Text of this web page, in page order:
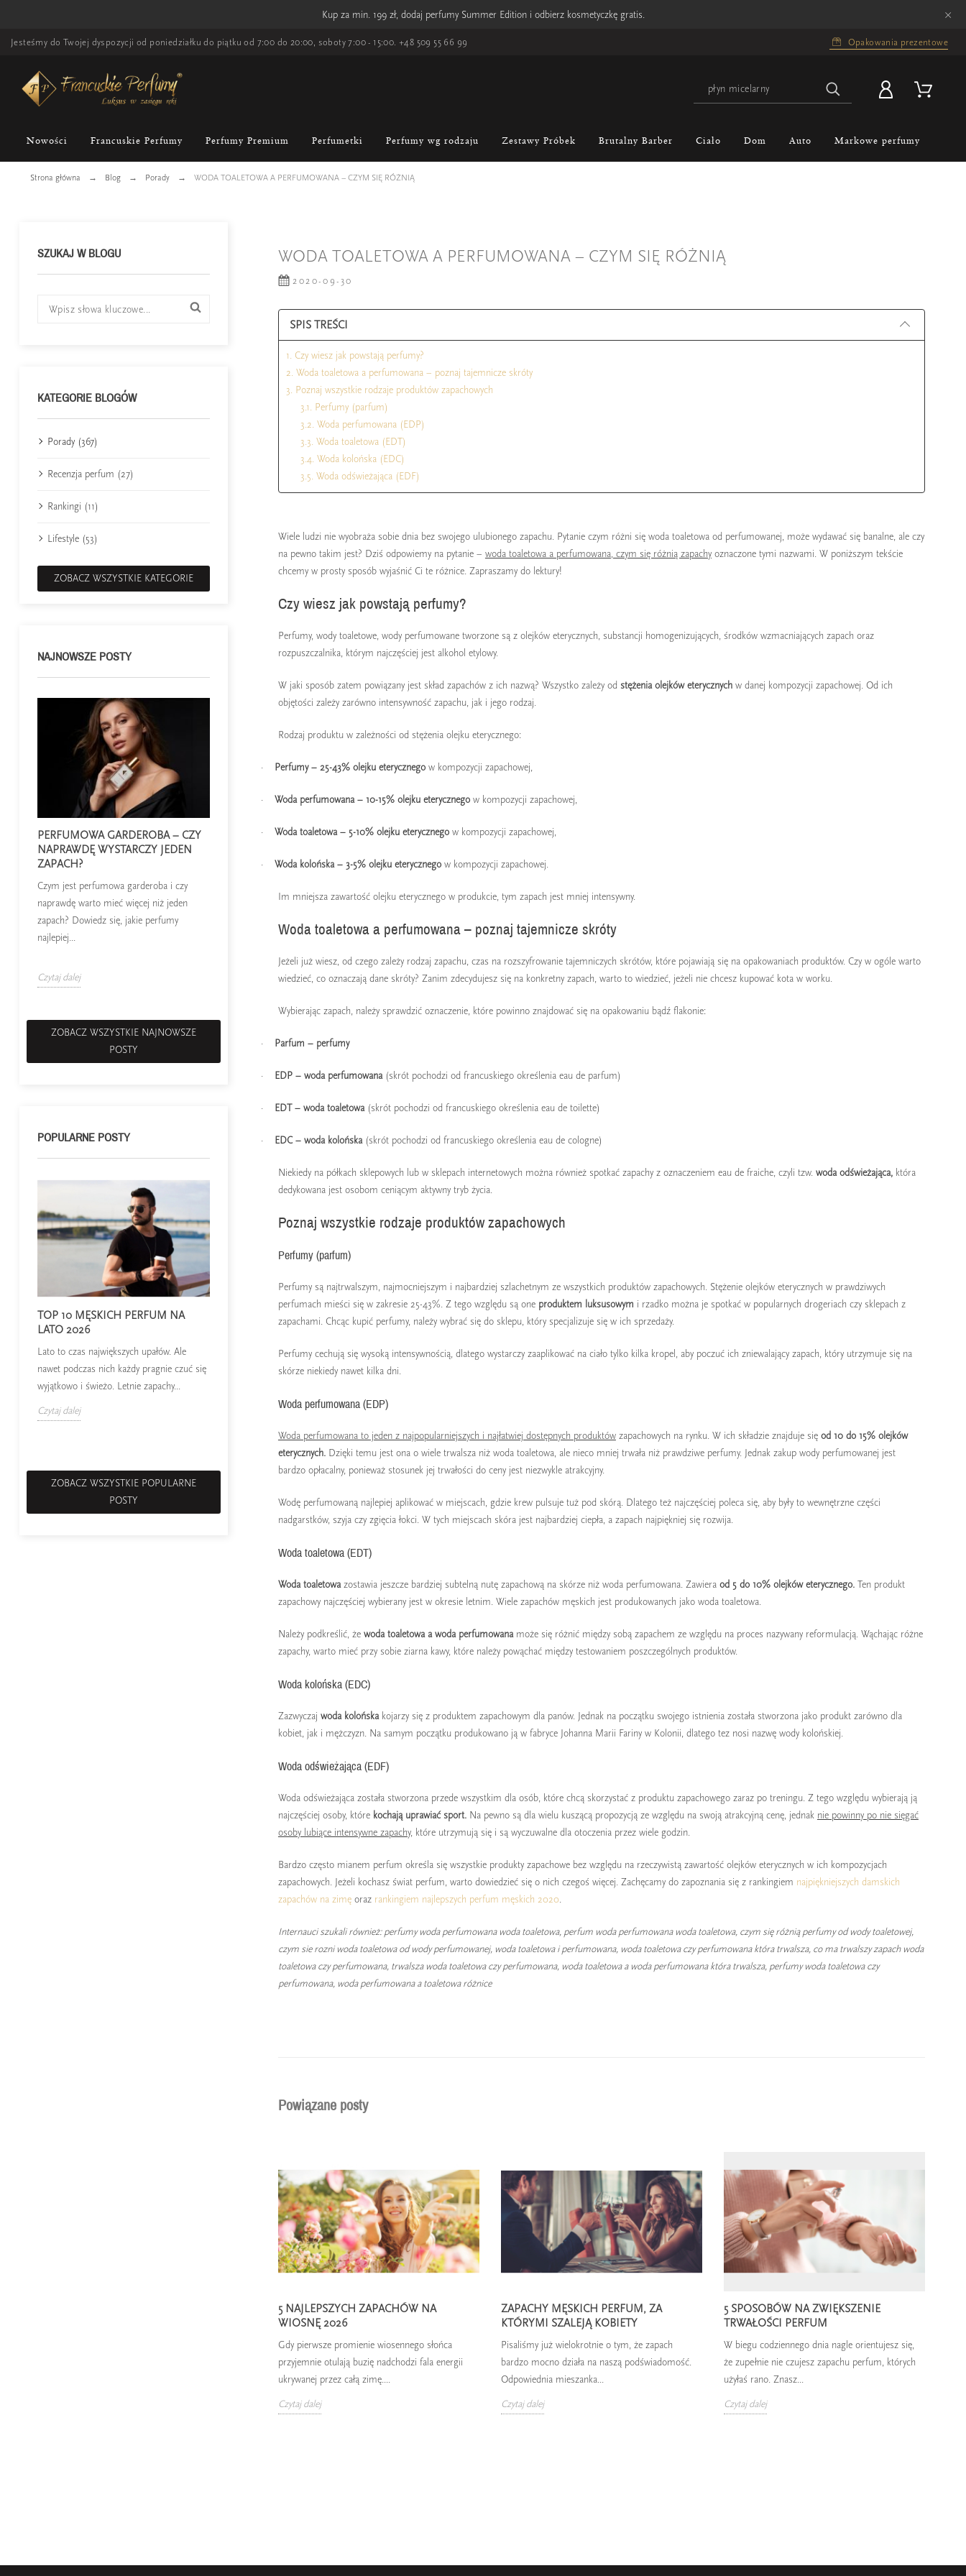
Kup za min. 199 zł, dodaj perfumy Summer Edition i odbierz kosmetyczkę gratis. ×
Jesteśmy do Twojej dyspozycji od poniedziałku do piątku od 7:00 do 20:00, soboty 7:00 - 15:00. +48 509 55 66 99 Opakowania prezentowe
Nowości Francuskie Perfumy Perfumy Premium Perfumetki Perfumy wg rodzaju Zestawy Próbek Brutalny Barber Ciało Dom Auto Markowe perfumy
Strona główna Blog Porady WODA TOALETOWA A PERFUMOWANA – CZYM SIĘ RÓŻNIĄ
SZUKAJ W BLOGU
KATEGORIE BLOGÓW
Porady (367)
Recenzja perfum (27)
Rankingi (11)
Lifestyle (53)
ZOBACZ WSZYSTKIE KATEGORIE
NAJNOWSZE POSTY
PERFUMOWA GARDEROBA – CZY
NAPRAWDĘ WYSTARCZY JEDEN
ZAPACH?
Czym jest perfumowa garderoba i czy
naprawdę warto mieć więcej niż jeden
zapach? Dowiedz się, jakie perfumy
najlepiej...
Czytaj dalej
NIE WYBIERAJ PERFUM DO
NASTROJU.
nastrojem, a nie tylko okazją. Poznaj
JESTEŚ TEAM CHERRY, LEMON CZY
LETNIĄ KOLEKCJĘ ZAPACHÓW
Fruit? Poznaj kolekcję Summer Edition i
Czytaj dalej
popularnością w lipcu? Poznaj ranking
Czytaj dalej Czytaj dalej
ZOBACZ WSZYSTKIE NAJNOWSZE
POSTY
POPULARNE POSTY
TOP 10 MĘSKICH PERFUM NA
LATO 2026
Lato to czas największych upałów. Ale
nawet podczas nich każdy pragnie czuć się
wyjątkowo i świeżo. Letnie zapachy...
Czytaj dalej
RANKING PERFUM MĘSKICH 2020
i zapachy, które dobrze już znamy. Nowości
zostały odstawione na...
RANKING PERFUM DAMSKICH
2020
Rok 2020 należy do zdecydowanych
WODA TOALETOWA A
PERFUMOWANA – CZYM SIĘ
Wiosna zbliża się wielkimi krokami.
ZOBACZ WSZYSTKIE POPULARNE
POSTY
WODA TOALETOWA A PERFUMOWANA – CZYM SIĘ RÓŻNIĄ
2020-09-30
SPIS TREŚCI
1. Czy wiesz jak powstają perfumy?
2. Woda toaletowa a perfumowana – poznaj tajemnicze skróty
3. Poznaj wszystkie rodzaje produktów zapachowych
3.1. Perfumy (parfum)
3.2. Woda perfumowana (EDP)
3.3. Woda toaletowa (EDT)
3.4. Woda kolońska (EDC)
3.5. Woda odświeżająca (EDF)
Wiele ludzi nie wyobraża sobie dnia bez swojego ulubionego zapachu. Pytanie czym różni się woda toaletowa od perfumowanej, może wydawać się banalne, ale czy
na pewno takim jest? Dziś odpowiemy na pytanie – woda toaletowa a perfumowana, czym się różnią zapachyoznaczone tymi nazwami. W poniższym tekście
chcemy w prosty sposób wyjaśnić Ci te różnice. Zapraszamy do lektury!
Czy wiesz jak powstają perfumy?
Perfumy, wody toaletowe, wody perfumowane tworzone są z olejków eterycznych, substancji homogenizujących, środków wzmacniających zapach oraz
rozpuszczalnika, którym najczęściej jest alkohol etylowy.
W jaki sposób zatem powiązany jest skład zapachów z ich nazwą? Wszystko zależy od stężenia olejków eterycznychw danej kompozycji zapachowej. Od ich
objętości zależy zarówno intensywność zapachu, jak i jego rodzaj.
Rodzaj produktu w zależności od stężenia olejku eterycznego:
· Perfumy – 25-43% olejku eterycznegow kompozycji zapachowej,
· Woda perfumowana – 10-15% olejku eterycznegow kompozycji zapachowej,
· Woda toaletowa – 5-10% olejku eterycznegow kompozycji zapachowej,
· Woda kolońska – 3-5% olejku eterycznegow kompozycji zapachowej.
Im mniejsza zawartość olejku eterycznego w produkcie, tym zapach jest mniej intensywny.
Woda toaletowa a perfumowana – poznaj tajemnicze skróty
Jeżeli już wiesz, od czego zależy rodzaj zapachu, czas na rozszyfrowanie tajemniczych skrótów, które pojawiają się na opakowaniach produktów. Czy w ogóle warto
wiedzieć, co oznaczają dane skróty? Zanim zdecydujesz się na konkretny zapach, warto to wiedzieć, jeżeli nie chcesz kupować kota w worku.
Wybierając zapach, należy sprawdzić oznaczenie, które powinno znajdować się na opakowaniu bądź flakonie:
· Parfum ­– perfumy
· EDP – woda perfumowana(skrót pochodzi od francuskiego określenia eau de parfum)
· EDT – woda toaletowa(skrót pochodzi od francuskiego określenia eau de toilette)
· EDC – woda kolońska(skrót pochodzi od francuskiego określenia eau de cologne)
Niekiedy na półkach sklepowych lub w sklepach internetowych można również spotkać zapachy z oznaczeniem eau de fraiche, czyli tzw. woda odświeżająca,która
dedykowana jest osobom ceniącym aktywny tryb życia.
Poznaj wszystkie rodzaje produktów zapachowych
Perfumy (parfum)
Perfumy są najtrwalszym, najmocniejszym i najbardziej szlachetnym ze wszystkich produktów zapachowych. Stężenie olejków eterycznych w prawdziwych
perfumach mieści się w zakresie 25-43%. Z tego względu są one produktem luksusowym i rzadko można je spotkać w popularnych drogeriach czy sklepach z
zapachami. Chcąc kupić perfumy, należy wybrać się do sklepu, który specjalizuje się w ich sprzedaży.
Perfumy cechują się wysoką intensywnością, dlatego wystarczy zaaplikować na ciało tylko kilka kropel, aby poczuć ich zniewalający zapach, który utrzymuje się na
skórze niekiedy nawet kilka dni.
Woda perfumowana (EDP)
Woda perfumowana to jeden z najpopularniejszych i najłatwiej dostępnych produktówzapachowych na rynku. W ich składzie znajduje się od 10 do 15% olejków
eterycznych. Dzięki temu jest ona o wiele trwalsza niż woda toaletowa, ale nieco mniej trwała niż prawdziwe perfumy. Jednak zakup wody perfumowanej jest
bardzo opłacalny, ponieważ stosunek jej trwałości do ceny jest niezwykle atrakcyjny.
Wodę perfumowaną najlepiej aplikować w miejscach, gdzie krew pulsuje tuż pod skórą. Dlatego też najczęściej poleca się, aby były to wewnętrzne części
nadgarstków, szyja czy zgięcia łokci. W tych miejscach skóra jest najbardziej ciepła, a zapach najpiękniej się rozwija.
Woda toaletowa (EDT)
Woda toaletowazostawia jeszcze bardziej subtelną nutę zapachową na skórze niż woda perfumowana. Zawiera od 5 do 10% olejków eterycznego.Ten produkt
zapachowy najczęściej wybierany jest w okresie letnim. Wiele zapachów męskich jest produkowanych jako woda toaletowa.
Należy podkreślić, że woda toaletowa a woda perfumowanamoże się różnić między sobą zapachem ze względu na proces nazywany reformulacją. Wąchając różne
zapachy, warto mieć przy sobie ziarna kawy, które należy powąchać między testowaniem poszczególnych produktów.
Woda kolońska (EDC)
Zazwyczaj woda kolońskakojarzy się z produktem zapachowym dla panów. Jednak na początku swojego istnienia została stworzona jako produkt zarówno dla
kobiet, jak i mężczyzn. Na samym początku produkowano ją w fabryce Johanna Marii Fariny w Kolonii, dlatego tez nosi nazwę wody kolońskiej.
Woda odświeżająca (EDF)
Woda odświeżająca została stworzona przede wszystkim dla osób, które chcą skorzystać z produktu zapachowego zaraz po treningu. Z tego względu wybierają ją
najczęściej osoby, które kochają uprawiać sport.Na pewno są dla wielu kuszącą propozycją ze względu na swoją atrakcyjną cenę, jednak nie powinny po nie sięgać
osoby lubiące intensywne zapachy,które utrzymują się i są wyczuwalne dla otoczenia przez wiele godzin.
Bardzo często mianem perfum określa się wszystkie produkty zapachowe bez względu na rzeczywistą zawartość olejków eterycznych w ich kompozycjach
zapachowych. Jeżeli kochasz świat perfum, warto dowiedzieć się o nich czegoś więcej. Zachęcamy do zapoznania się z rankingiem najpiękniejszych damskich
zapachów na zimęoraz rankingiem najlepszych perfum męskich 2020.
Internauci szukali również: perfumy woda perfumowana woda toaletowa, perfum woda perfumowana woda toaletowa, czym się różnią perfumy od wody toaletowej,
czym sie rozni woda toaletowa od wody perfumowanej, woda toaletowa i perfumowana, woda toaletowa czy perfumowana która trwalsza, co ma trwalszy zapach woda
toaletowa czy perfumowana, trwalsza woda toaletowa czy perfumowana, woda toaletowa a woda perfumowana która trwalsza, perfumy woda toaletowa czy
perfumowana, woda perfumowana a toaletowa różnice
Powiązane posty
5 NAJLEPSZYCH ZAPACHÓW NA
WIOSNĘ 2026
Gdy pierwsze promienie wiosennego słońca
przyjemnie otulają buzię nadchodzi fala energii
ukrywanej przez całą zimę....
Czytaj dalej
ZAPACHY MĘSKICH PERFUM, ZA
KTÓRYMI SZALEJĄ KOBIETY
Pisaliśmy już wielokrotnie o tym, że zapach
bardzo mocno działa na naszą podświadomość.
Odpowiednia mieszanka...
Czytaj dalej
5 SPOSOBÓW NA ZWIĘKSZENIE
TRWAŁOŚCI PERFUM
W biegu codziennego dnia nagle orientujesz się,
że zupełnie nie czujesz zapachu perfum, których
użyłaś rano. Znasz...
Czytaj dalej